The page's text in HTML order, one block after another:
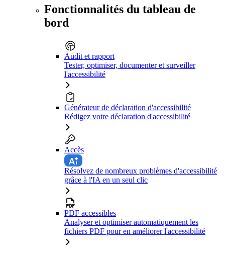
Fonctionnalités du tableau de
bord
Audit et rapport
Tester, optimiser, documenter et surveiller
l'accessibilité
Générateur de déclaration d'accessibilité
Rédigez votre déclaration d'accessibilité
Accès
Résolvez de nombreux problèmes d'accessibilité
grâce à l'IA en un seul clic
PDF accessibles
Analyser et optimiser automatiquement les
fichiers PDF pour en améliorer l'accessibilité